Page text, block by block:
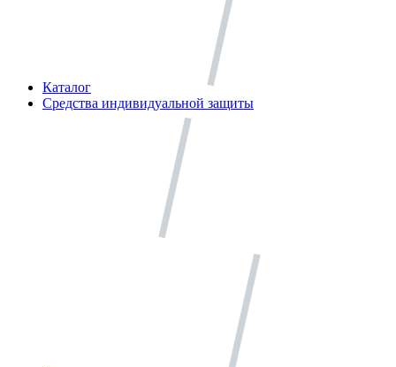
Каталог
Средства индивидуальной защиты